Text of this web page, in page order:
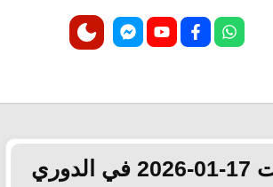
مشاهدة مباراة بوروسيا دورتموند و سانت باولي بث مباشر اليوم السبت 17-01-2026 في الدوري